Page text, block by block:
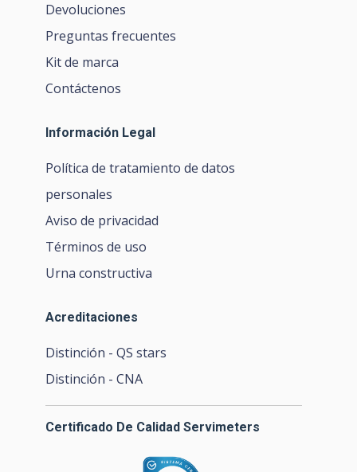
Devoluciones
Preguntas frecuentes
Kit de marca
Contáctenos
Información Legal
Política de tratamiento de datos
personales
Aviso de privacidad
Términos de uso
Urna constructiva
Acreditaciones
Distinción - QS stars
Distinción - CNA
Certificado De Calidad Servimeters